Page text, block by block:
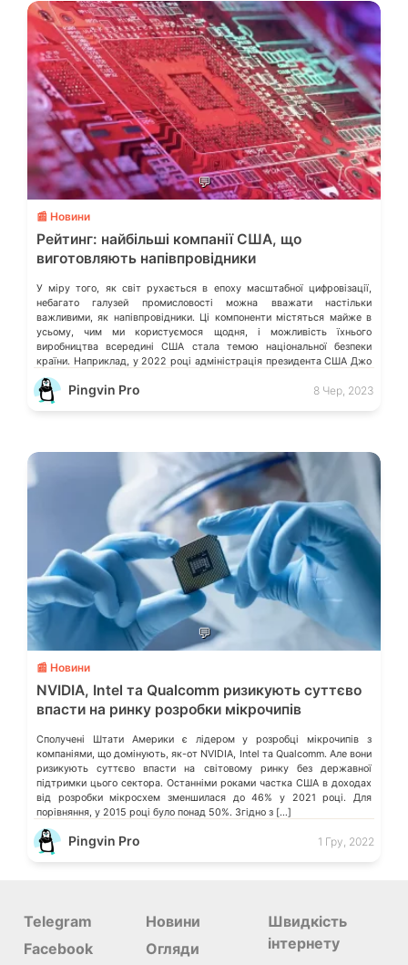
💬
📰 Новини
Рейтинг: найбільші компанії США, що
виготовляють напівпровідники
У міру того, як світ рухається в епоху масштабної цифровізації,
небагато галузей промисловості можна вважати настільки
важливими, як напівпровідники. Ці компоненти містяться майже в
усьому, чим ми користуємося щодня, і можливість їхнього
виробництва всередині США стала темою національної безпеки
країни. Наприклад, у 2022 році адміністрація президента США Джо
Байдена заявила про закон «CHIPS and Science […]
Pingvin Pro 8 Чер, 2023
💬
📰 Новини
NVIDIA, Intel та Qualcomm ризикують суттєво
впасти на ринку розробки мікрочипів
Сполучені Штати Америки є лідером у розробці мікрочипів з
компаніями, що домінують, як-от NVIDIA, Intel та Qualcomm. Але вони
ризикують суттєво впасти на світовому ринку без державної
підтримки цього сектора. Останніми роками частка США в доходах
від розробки мікросхем зменшилася до 46% у 2021 році. Для
порівняння, у 2015 році було понад 50%. Згідно з […]
Pingvin Pro 1 Гру, 2022
Telegram
Facebook
Новини
Огляди
Швидкість
інтернету